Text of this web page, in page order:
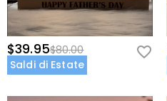
$39.95$80.00
Saldi di Estate